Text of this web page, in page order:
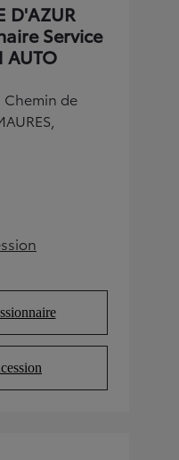
D'AZUR
Service
AUTO
Chemin de
tab)
new tab)
new tab)